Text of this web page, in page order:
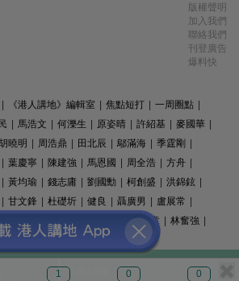
1 0 0
版權聲明
加入我們
聯絡我們
刊登廣告
爆料快
| 《港人講地》編輯室 | 焦點短打 | 一周圈點 |
| 馬浩文 | 何濼生 | 原姿晴 | 許紹基 | 麥國華 |
曉明 | 周浩鼎 | 田北辰 | 鄔滿海 | 季霆剛 |
| 葉慶寧 | 陳建強 | 馬恩國 | 周全浩 | 方舟 |
| 黃均瑜 | 錢志庸 | 劉國勳 | 柯創盛 | 洪錦鉉 |
| 甘文鋒 | 杜礎圻 | 健良 | 聶廣男 | 盧展常 |
精選文章 | 林奮強 |
© 港人講地